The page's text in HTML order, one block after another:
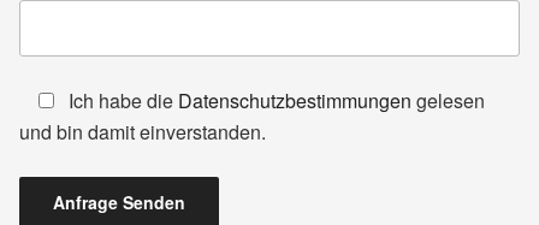
Ich habe die Datenschutzbestimmungen gelesen
und bin damit einverstanden.